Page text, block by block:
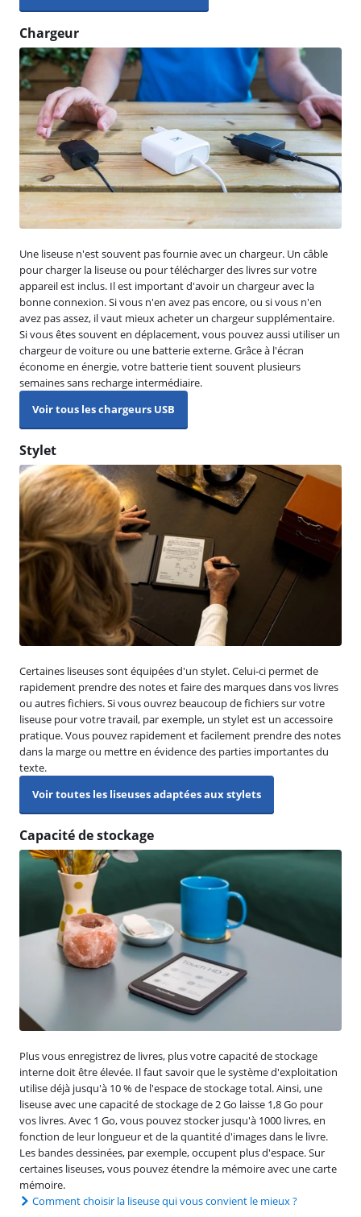
Chargeur
Une liseuse n'est souvent pas fournie avec un chargeur. Un câble
pour charger la liseuse ou pour télécharger des livres sur votre
appareil est inclus. Il est important d'avoir un chargeur avec la
bonne connexion. Si vous n'en avez pas encore, ou si vous n'en
avez pas assez, il vaut mieux acheter un chargeur supplémentaire.
Si vous êtes souvent en déplacement, vous pouvez aussi utiliser un
chargeur de voiture ou une batterie externe. Grâce à l'écran
économe en énergie, votre batterie tient souvent plusieurs
semaines sans recharge intermédiaire.
Voir tous les chargeurs USB
Stylet
Certaines liseuses sont équipées d'un stylet. Celui-ci permet de
rapidement prendre des notes et faire des marques dans vos livres
ou autres fichiers. Si vous ouvrez beaucoup de fichiers sur votre
liseuse pour votre travail, par exemple, un stylet est un accessoire
pratique. Vous pouvez rapidement et facilement prendre des notes
dans la marge ou mettre en évidence des parties importantes du
texte.
Voir toutes les liseuses adaptées aux stylets
Capacité de stockage
Plus vous enregistrez de livres, plus votre capacité de stockage
interne doit être élevée. Il faut savoir que le système d'exploitation
utilise déjà jusqu'à 10 % de l'espace de stockage total. Ainsi, une
liseuse avec une capacité de stockage de 2 Go laisse 1,8 Go pour
vos livres. Avec 1 Go, vous pouvez stocker jusqu'à 1000 livres, en
fonction de leur longueur et de la quantité d'images dans le livre.
Les bandes dessinées, par exemple, occupent plus d'espace. Sur
certaines liseuses, vous pouvez étendre la mémoire avec une carte
mémoire.
Comment choisir la liseuse qui vous convient le mieux ?